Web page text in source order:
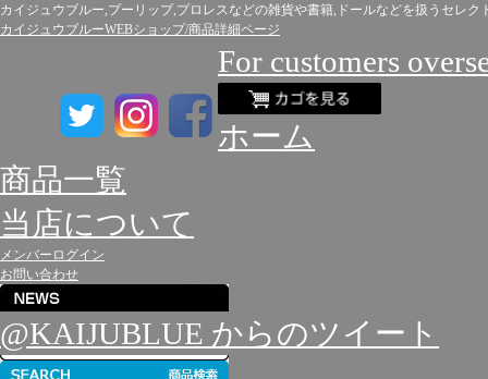
カイジュウブルー,プーリップ,プロレスなどの雑貨や書籍,ドールなどを扱うセレク
カイジュウブルーWEBショップ/商品詳細ページ
For customers
ホーム
商品一覧
当店について
メンバーログイン
お問い合わせ
@KAIJUBLUE からのツイート